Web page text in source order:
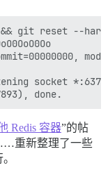
git reset --hard
socket
Redis 容器”的帖
重新整理了一些